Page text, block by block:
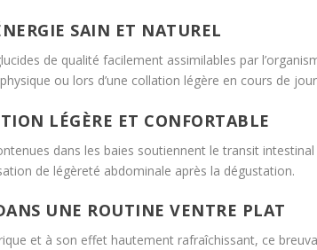
SAIN ET NATUREL
de qualité facilement assimilables par
ou lors d’une collation légère en cours de
LÉGÈRE ET CONFORTABLE
dans les baies soutiennent le transit
de légèreté abdominale après la dégustation.
UNE ROUTINE VENTRE PLAT
et à son effet hautement rafraîchissant, ce